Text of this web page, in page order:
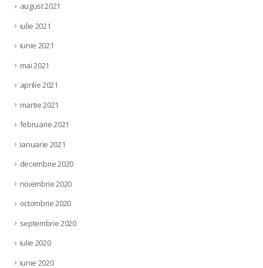
august 2021
iulie 2021
iunie 2021
mai 2021
aprilie 2021
martie 2021
februarie 2021
ianuarie 2021
decembrie 2020
noiembrie 2020
octombrie 2020
septembrie 2020
iulie 2020
iunie 2020